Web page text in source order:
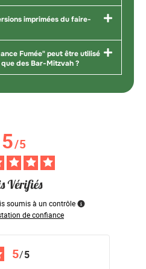
imprimées du faire-
Fumée" peut être utilisé
des Bar-Mitzvah ?
5/5
soumis à un contrôle
de confiance
5/5